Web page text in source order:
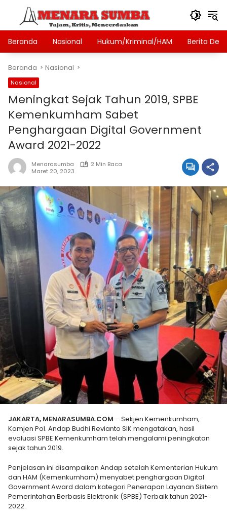
Langsung
konten
Beranda
Nasional Hukum/Kriminal/HAM Berita Desa
Beranda Nasional
Nasional
Meningkat Sejak Tahun 2019, SPBE
Kemenkumham Sabet
Penghargaan Digital Government
Award 2021-2022
Menarasumba
2 Min Baca
Maret 20, 2023
JAKARTA, MENARASUMBA.COM – Sekjen Kemenkumham,
Komjen Pol. Andap Budhi Revianto SIK mengatakan, hasil
evaluasi SPBE Kemenkumham telah mengalami peningkatan
sejak tahun 2019.
Penjelasan ini disampaikan Andap setelah Kementerian Hukum
dan HAM (Kemenkumham) menyabet penghargaan Digital
Government Award dalam kategori Penerapan Layanan Sistem
Pemerintahan Berbasis Elektronik (SPBE) Terbaik tahun 2021-
2022.